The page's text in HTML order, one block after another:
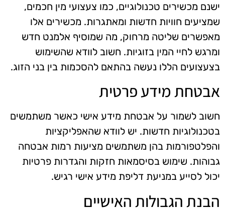
ישנם מכשירים טכנולוגיים, כמו צעצועי מין חכמים,
שמציעים חוויות חדשות ומאתגרות. מכשירים אלו
מאפשרים שליטה מרחוק, מה שמוסיף אלמנט חדש
ומרגש לחיי המין בזוגיות. חשוב לוודא שהשימוש
בצעצועים הללו נעשה בהתאם להסכמות בין בני הזוג.
אבטחת מידע פרטית
חשוב לשמור על אבטחת מידע אישי כאשר משתמשים
בטכנולוגיות חדשות. יש לוודא שהאפליקציות
והפלטפורמות בהן משתמשים מציעות רמות אבטחה
גבוהות. שימוש בסיסמאות חזקות והגדרות פרטיות
יכול לסייע במניעת דליפת מידע אישי רגיש.
הבנת הגבולות האישיים